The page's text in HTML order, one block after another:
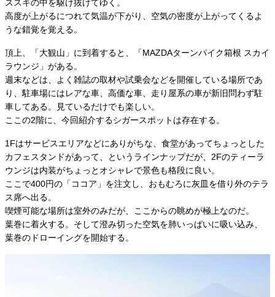
ススキの中を駆け抜けてゆく。
高度が上がるにつれて気温が下がり、空気の密度が上がってくるよ
うな錯覚を覚える。
頂上、「大観山」に到着すると、「MAZDAターンパイク箱根 スカイ
ラウンジ」がある。
週末などは、よく雑誌の取材や試乗会などを開催している場所であ
り、駐車場にはレアな車、高価な車、走り屋系の車が新旧問わず駐
車してある。見ているだけでも楽しい。
ここの2階に、今回紹介するシガースポットは存在する。
1Fはサービスエリアなどにありがちな、食堂があってちょっとした
カフェスタンドがあって、というラインナップだが、2Fのティーラ
ウンジは内装がちょっとオシャレで景色も格段に良い。
ここで400円の「ココア」を注文し、おもむろに灰皿を借り外のテラ
ス席へ出る。
喫煙可能な場所は室外のみだが、ここからの眺めが極上なのだ。
葉巻に着火する。そして澄み切った空気を肺いっぱいに吸い込み、
葉巻のドローイングを開始する。